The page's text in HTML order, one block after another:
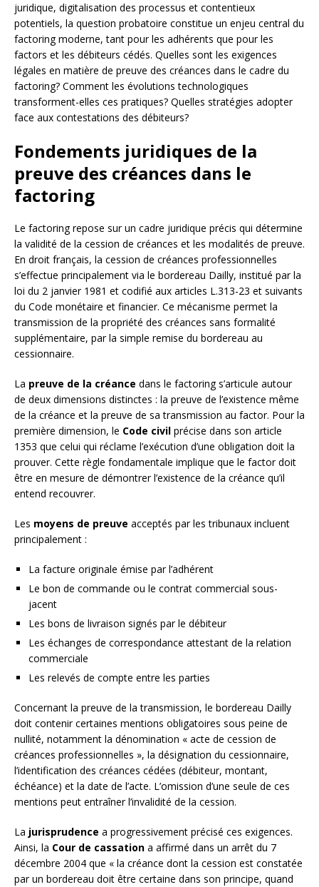
juridique, digitalisation des processus et contentieux
potentiels, la question probatoire constitue un enjeu central du
factoring moderne, tant pour les adhérents que pour les
factors et les débiteurs cédés. Quelles sont les exigences
légales en matière de preuve des créances dans le cadre du
factoring? Comment les évolutions technologiques
transforment-elles ces pratiques? Quelles stratégies adopter
face aux contestations des débiteurs?
Fondements juridiques de la
preuve des créances dans le
factoring
Le factoring repose sur un cadre juridique précis qui détermine
la validité de la cession de créances et les modalités de preuve.
En droit français, la cession de créances professionnelles
s’effectue principalement via le bordereau Dailly, institué par la
loi du 2 janvier 1981 et codifié aux articles L.313-23 et suivants
du Code monétaire et financier. Ce mécanisme permet la
transmission de la propriété des créances sans formalité
supplémentaire, par la simple remise du bordereau au
cessionnaire.
La preuve de la créance dans le factoring s’articule autour
de deux dimensions distinctes : la preuve de l’existence même
de la créance et la preuve de sa transmission au factor. Pour la
première dimension, le Code civil précise dans son article
1353 que celui qui réclame l’exécution d’une obligation doit la
prouver. Cette règle fondamentale implique que le factor doit
être en mesure de démontrer l’existence de la créance qu’il
entend recouvrer.
Les moyens de preuve acceptés par les tribunaux incluent
principalement :
La facture originale émise par l’adhérent
Le bon de commande ou le contrat commercial sous-
jacent
Les bons de livraison signés par le débiteur
Les échanges de correspondance attestant de la relation
commerciale
Les relevés de compte entre les parties
Concernant la preuve de la transmission, le bordereau Dailly
doit contenir certaines mentions obligatoires sous peine de
nullité, notamment la dénomination « acte de cession de
créances professionnelles », la désignation du cessionnaire,
l’identification des créances cédées (débiteur, montant,
échéance) et la date de l’acte. L’omission d’une seule de ces
mentions peut entraîner l’invalidité de la cession.
La jurisprudence a progressivement précisé ces exigences.
Ainsi, la Cour de cassation a affirmé dans un arrêt du 7
décembre 2004 que « la créance dont la cession est constatée
par un bordereau doit être certaine dans son principe, quand